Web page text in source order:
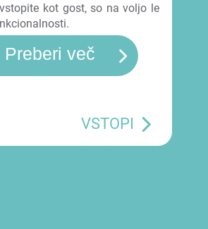
kot gost, so na voljo le
Preberi več
VSTOPI